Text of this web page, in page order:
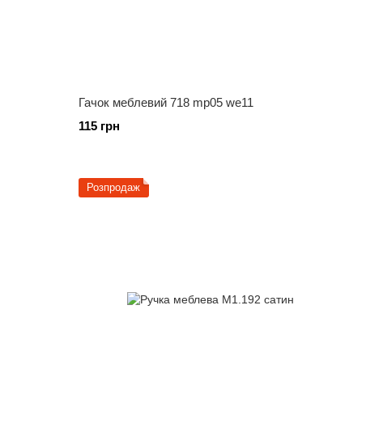
Гачок меблевий 718 mp05 we11
115 грн
Розпродаж